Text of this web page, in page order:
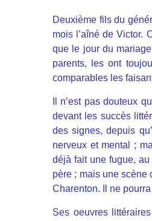
Deuxième fils du
mois l’aîné de Victor.
que le jour du
parents, les ont
comparables les
Il n’est pas douteux
devant les succès
des signes, depuis
nerveux et mental ;
déjà fait une fugue,
père ; mais une scène
Charenton. Il ne
Ses oeuvres